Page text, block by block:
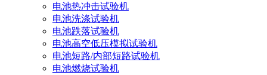
电池热冲击试验机
电池洗涤试验机
电池跌落试验机
电池高空低压模拟试验机
电池短路/内部短路试验机
电池燃烧试验机